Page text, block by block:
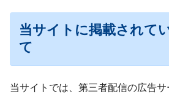
当サイトに掲載されて
て
当サイトでは、第三者配信の広告サ